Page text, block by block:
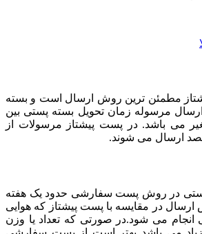
مطمئن ترین روش ارسال است و بسته
مرسوله زمان تحویل بسته پستی بین
متغیر می باشد. در پست پیشتاز مرسولات از
ارسال می شوند.
در روش پست سفارشی حدود یک هفته
در مقایسه با پست پیشتاز که هوایی
انجام می شود.در صورتی که تعداد یا وزن